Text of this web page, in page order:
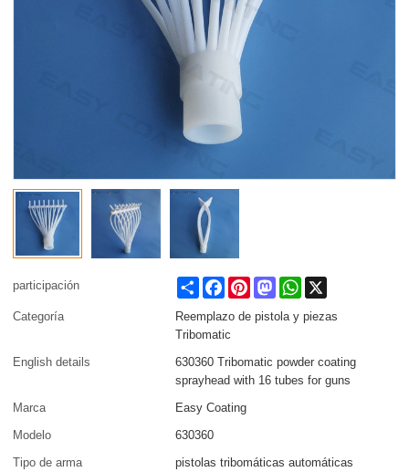
participación ShareFacebookPinterestMastodonWhatsApp
Categoría
Reemplazo de pistola y piezas
Tribomatic
English details
630360 Tribomatic powder coating
sprayhead with 16 tubes for guns
Marca
Easy Coating
Modelo
630360
Tipo de arma
pistolas tribomáticas automáticas